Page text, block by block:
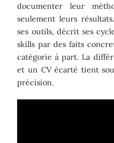
documenter leur
seulement leurs
ses outils, décrit ses
skills par des faits
catégorie à part. La
et un CV écarté tient
précision.